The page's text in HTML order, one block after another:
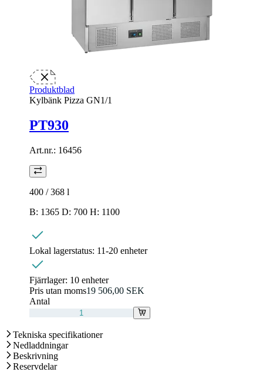
Produktblad
Kylbänk Pizza GN1/1
PT930
Art.nr.: 16456
400 / 368 l
B: 1365 D: 700 H: 1100
Lokal lagerstatus: 11-20 enheter
Fjärrlager: 10 enheter
Pris utan moms19 506,00 SEK
Antal
Tekniska specifikationer
Nedladdningar
Beskrivning
Reservdelar